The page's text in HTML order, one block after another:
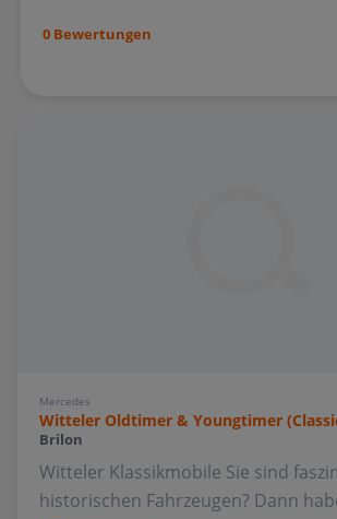
0 Bewertungen
Mercedes
Witteler Oldtimer & Youngtimer
Brilon
Witteler Klassikmobile Sie sind
historischen Fahrzeugen? Dann